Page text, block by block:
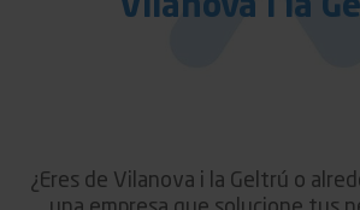
Vilanova i la
¿Eres de Vilanova i la Geltrú o